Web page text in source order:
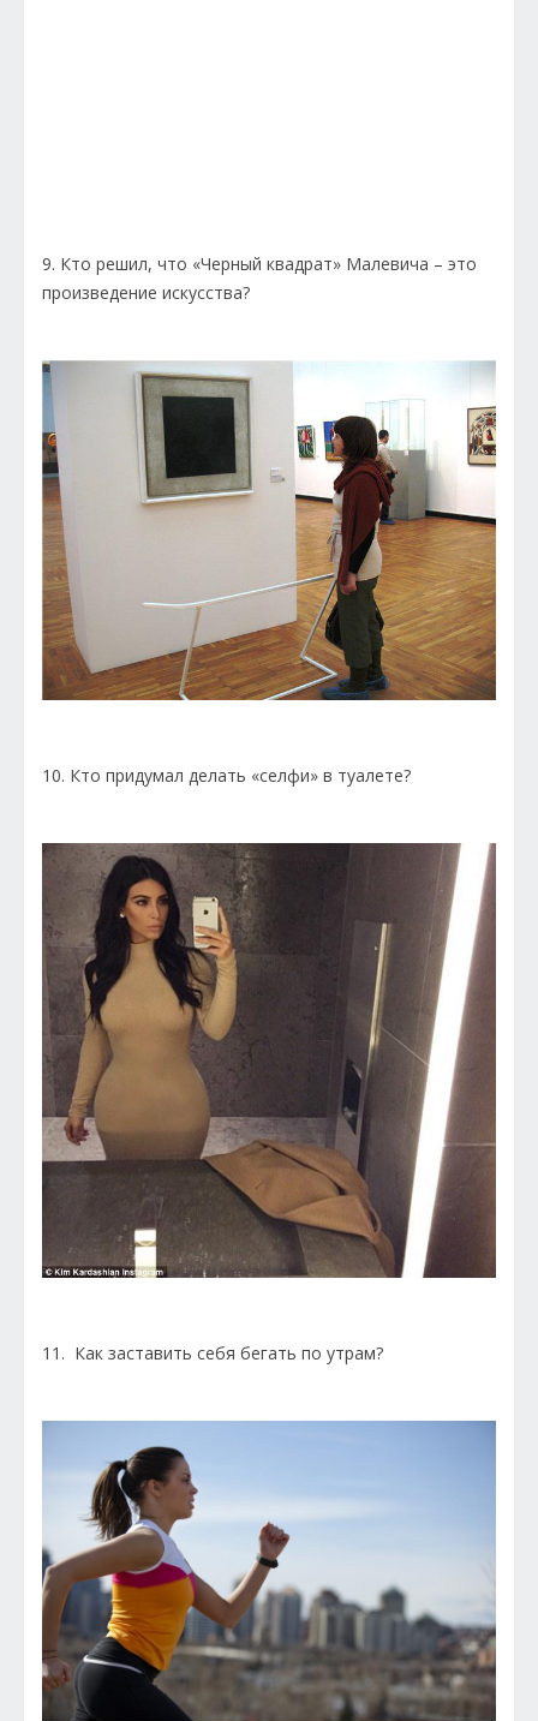
9. Кто решил, что «Черный квадрат» Малевича – это
произведение искусства?
10. Кто придумал делать «селфи» в туалете?
11. Как заставить себя бегать по утрам?